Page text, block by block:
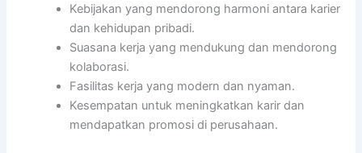
Kebijakan yang mendorong harmoni antara karier
dan kehidupan pribadi.
Suasana kerja yang mendukung dan mendorong
kolaborasi.
Fasilitas kerja yang modern dan nyaman.
Kesempatan untuk meningkatkan karir dan
mendapatkan promosi di perusahaan.